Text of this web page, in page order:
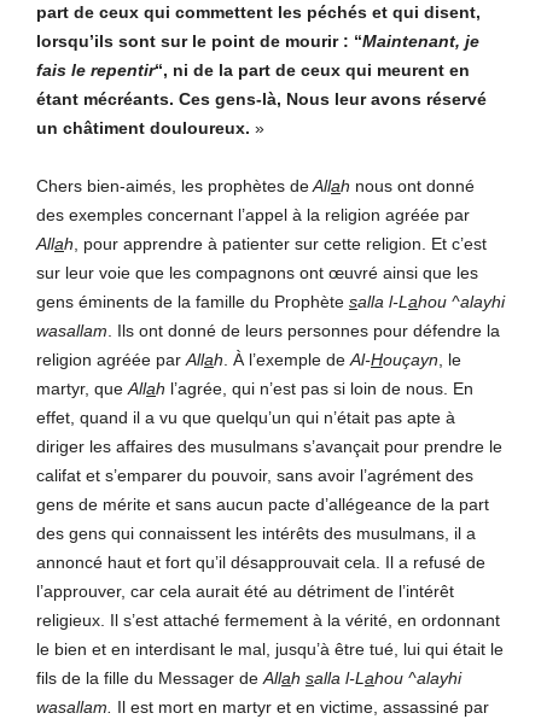
part de ceux qui commettent les péchés et qui disent,
lorsqu’ils sont sur le point de mourir : “Maintenant, je
fais le repentir“, ni de la part de ceux qui meurent en
étant mécréants. Ces gens-là, Nous leur avons réservé
un châtiment douloureux. »
Chers bien-aimés, les prophètes deAllah nous ont donné
des exemples concernant l’appel à la religion agréée par
Allah , pour apprendre à patienter sur cette religion. Et c’est
sur leur voie que les compagnons ont œuvré ainsi que les
gens éminents de la famille du Prophète salla l-L ahou ^alayhi
wasallam . Ils ont donné de leurs personnes pour défendre la
religion agréée par Allah . À l’exemple de Al-Houçayn , le
martyr, que Allah l’agrée, qui n’est pas si loin de nous. En
effet, quand il a vu que quelqu’un qui n’était pas apte à
diriger les affaires des musulmans s’avançait pour prendre le
califat et s’emparer du pouvoir, sans avoir l’agrément des
gens de mérite et sans aucun pacte d’allégeance de la part
des gens qui connaissent les intérêts des musulmans, il a
annoncé haut et fort qu’il désapprouvait cela. Il a refusé de
l’approuver, car cela aurait été au détriment de l’intérêt
religieux. Il s’est attaché fermement à la vérité, en ordonnant
le bien et en interdisant le mal, jusqu’à être tué, lui qui était le
fils de la fille du Messager de Allah salla l-L ahou ^alayhi
wasallam. Il est mort en martyr et en victime, assassiné par